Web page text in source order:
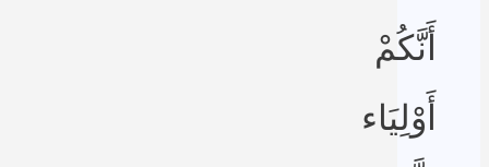
أَنَّكُمْ
أَوْلِيَاء